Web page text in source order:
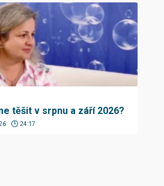
těšit v srpnu a září 2026?
24:17